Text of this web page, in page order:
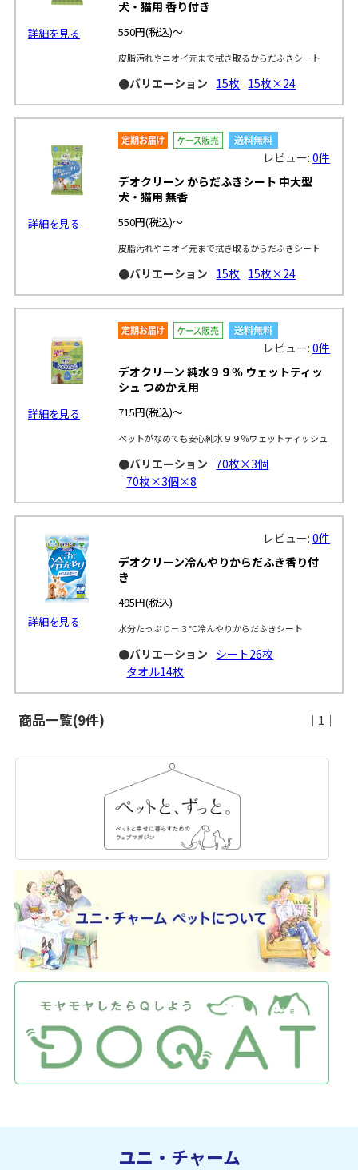
詳細を見る
犬・猫用 香り付き
550円(税込)～
皮脂汚れやニオイ元まで拭き取るからだふきシート
●バリエーション 15枚 15枚×24
詳細を見る
レビュー:0件
デオクリーン からだふきシート 中大型
犬・猫用 無香
550円(税込)～
皮脂汚れやニオイ元まで拭き取るからだふきシート
●バリエーション 15枚 15枚×24
詳細を見る
レビュー:0件
デオクリーン 純水９９％ ウェットティッ
シュ つめかえ用
715円(税込)～
ペットがなめても安心純水９９％ウェットティッシュ
●バリエーション 70枚×3個
70枚×3個×8
詳細を見る
レビュー:0件
デオクリーン冷んやりからだふき香り付
き
495円(税込)
水分たっぷり－３℃冷んやりからだふきシート
●バリエーション シート26枚
タオル14枚
商品一覧(9件) ｜1｜
ユニ・チャーム